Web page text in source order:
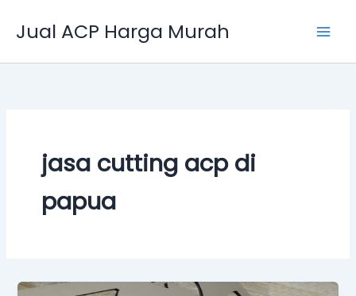
Jual ACP Harga Murah
jasa cutting acp di
papua